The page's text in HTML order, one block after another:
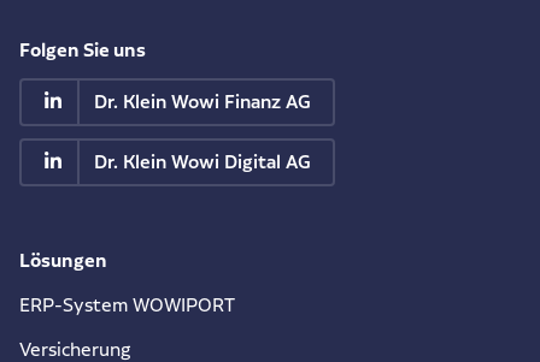
Folgen Sie uns
Dr. Klein Wowi Finanz AG
Dr. Klein Wowi Digital AG
Lösungen
ERP-System WOWIPORT
Versicherung